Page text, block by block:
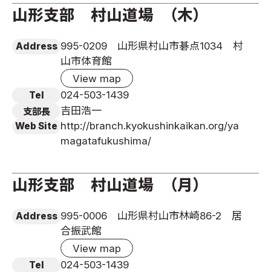
山形支部 村山道場 （木）
Address 995-0209 山形県村山市碁点1034 村
山市体育館
View map
Tel 024-503-1439
支部長 吉田浩一
Web Site http://branch.kyokushinkaikan.org/ya
magatafukushima/
山形支部 村山道場 （月）
Address 995-0006 山形県村山市林崎86-2 居
合振武館
View map
Tel 024-503-1439